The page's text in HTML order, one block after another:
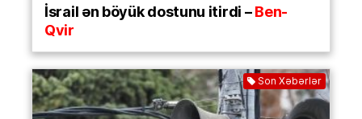
İsrail ən böyük dostunu itirdi –Ben-
Qvir
Son Xəbərlər